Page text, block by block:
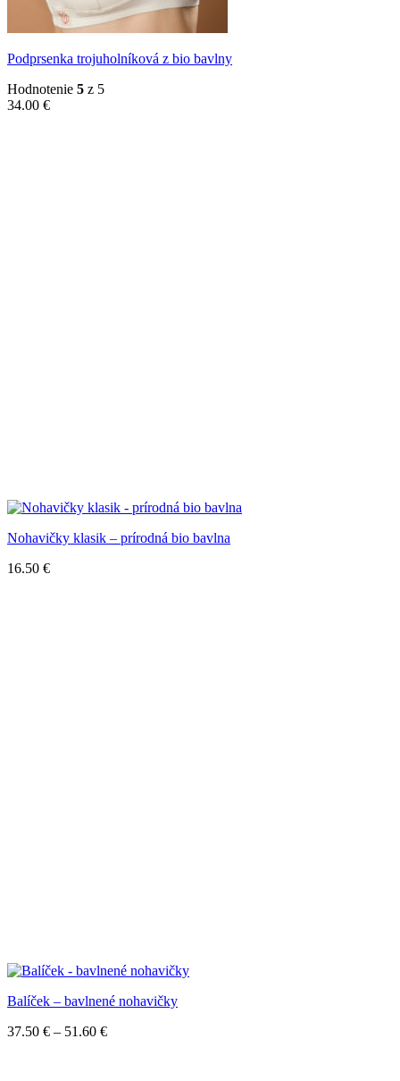
Podprsenka trojuholníková z bio bavlny
Hodnotenie 5 z 5
34.00 €
Nohavičky klasik – prírodná bio bavlna
16.50 €
Balíček – bavlnené nohavičky
37.50 € – 51.60 €Price